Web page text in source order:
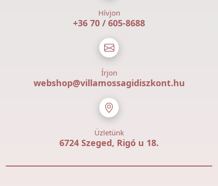
Hívjon
+36 70 / 605-8688
Írjon
webshop@villamossagidiszkont.hu
Üzletünk
6724 Szeged, Rigó u 18.